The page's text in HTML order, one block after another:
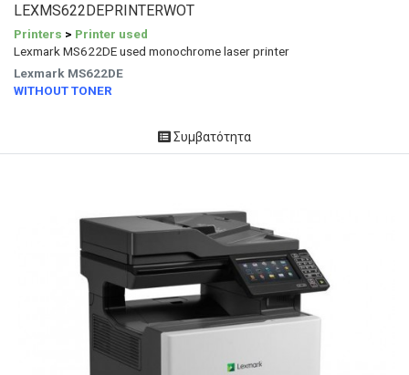
LEXMS622DEPRINTERWOT
Printers > Printer used
Lexmark MS622DE used monochrome laser printer
Lexmark MS622DE
WITHOUT TONER
Συμβατότητα